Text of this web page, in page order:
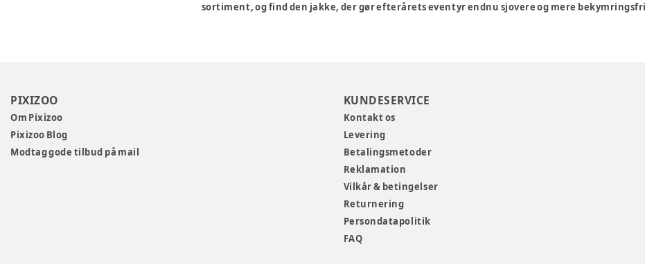
sortiment, og find den jakke, der gør efterårets eventyr endnu sjovere og mere
PIXIZOO
Om Pixizoo
Pixizoo Blog
Modtag gode tilbud på mail
KUNDESERVICE
Kontakt os
Levering
Betalingsmetoder
Reklamation
Vilkår & betingelser
Returnering
Persondatapolitik
FAQ